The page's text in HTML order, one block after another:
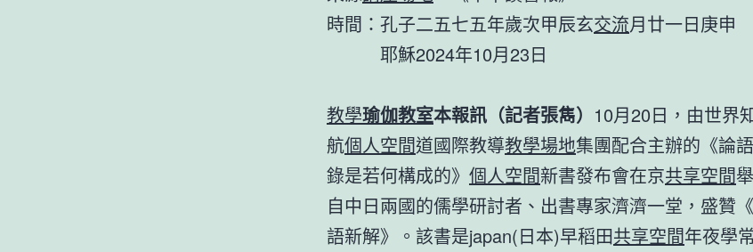
時間：孔子二五七五年歲次甲辰玄交流月廿一日庚申
耶穌2024年10月23日
教學瑜伽教室本報訊（記者張雋） 10月20日，由世界
航個人空間道國際教導教學場地集團配合主辦的《論
錄是若何構成的》 個人空間新書發布會在京共享空間
自中日兩國的儒學研討者、出書專家濟濟一堂，盛贊
語新解》。該書是japan(日本)早稻田共享空間年夜學